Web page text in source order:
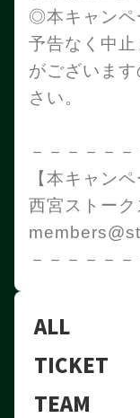
◎本キャンペ
予告なく中
がございま
さい。
－－－－－
【本キャン
西宮ストー
－－－－－
ALL
TICKET
TEAM